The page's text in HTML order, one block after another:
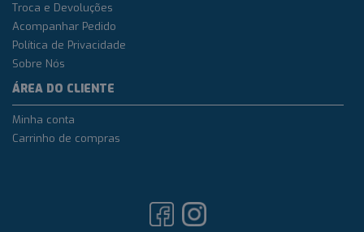
Troca e Devoluções
Acompanhar Pedido
Política de Privacidade
Sobre Nós
ÁREA DO CLIENTE
Minha conta
Carrinho de compras